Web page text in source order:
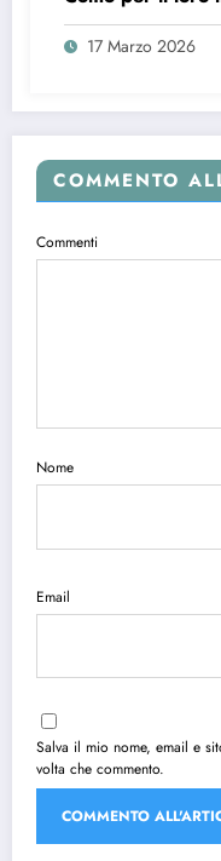
17 Marzo 2026
COMMENTO
Commenti
Nome
Email
Salva il mio nome, email e
volta che commento.